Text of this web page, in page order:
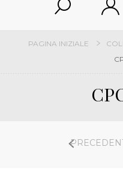
PAGINA INIZIALE